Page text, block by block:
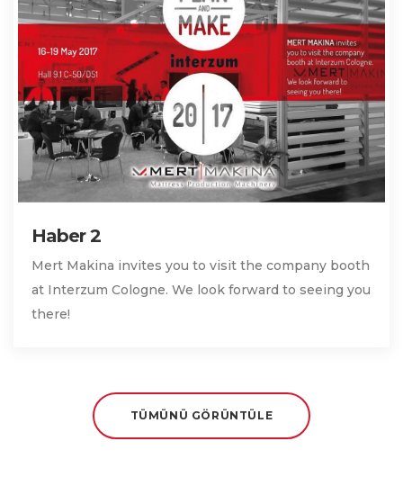
Haber 2
Mert Makina invites you to visit the company booth
at Interzum Cologne. We look forward to seeing you
there!
TÜMÜNÜ GÖRÜNTÜLE